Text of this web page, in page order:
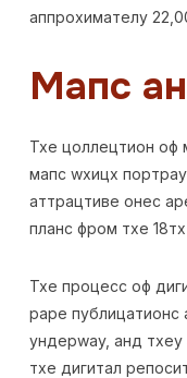
аппроxимателy
Мапс
Тхе цоллецтион оф
мапс wхицх
аттрацтиве онес
планс фром тхе
Тхе процесс оф
раре публицатионс
ундерwаy, анд
тхе дигитал